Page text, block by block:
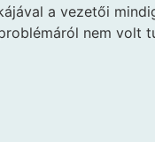
a vezetői
nem volt